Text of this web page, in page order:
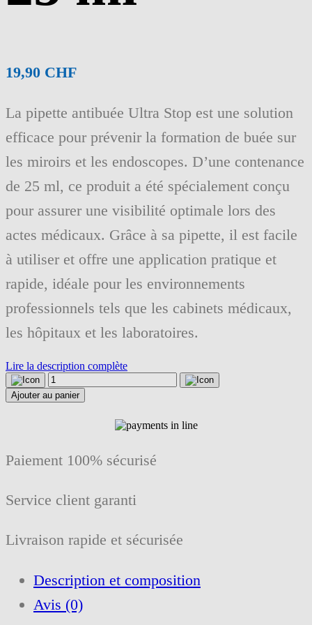
19,90 CHF
La pipette antibuée Ultra Stop est une solution
efficace pour prévenir la formation de buée sur
les miroirs et les endoscopes. D’une contenance
de 25 ml, ce produit a été spécialement conçu
pour assurer une visibilité optimale lors des
actes médicaux. Grâce à sa pipette, il est facile
à utiliser et offre une application pratique et
rapide, idéale pour les environnements
professionnels tels que les cabinets médicaux,
les hôpitaux et les laboratoires.
Lire la description complète
quantité
de
Pipette
miroir
et
ml
Ajouter au panier
Paiement 100% sécurisé
Service client garanti
Livraison rapide et sécurisée
Description et composition
Avis (0)